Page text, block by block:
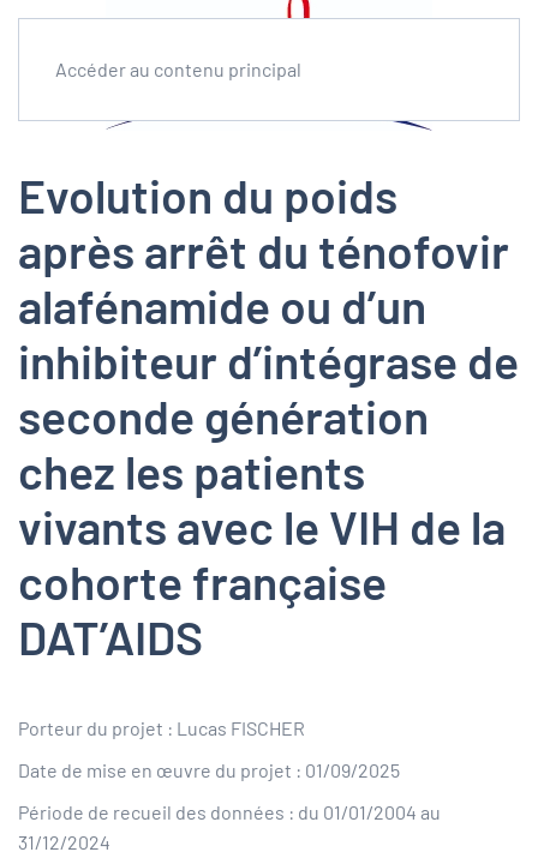
Accéder au contenu principal
Evolution du poids
après arrêt du ténofovir
alafénamide ou d’un
inhibiteur d’intégrase de
seconde génération
chez les patients
vivants avec le VIH de la
cohorte française
DAT’AIDS
Porteur du projet : Lucas FISCHER
Date de mise en œuvre du projet : 01/09/2025
Période de recueil des données : du 01/01/2004 au
31/12/2024